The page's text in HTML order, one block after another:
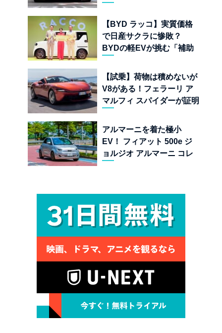
【BYD ラッコ】実質価格
で日産サクラに惨敗？
BYDの軽EVが挑む「補助
界
【試乗】荷物は積めないが
V8がある！フェラーリ ア
マルフィ スパイダーが証明
ーの至福
アルマーニを着た極小
EV！ フィアット 500e ジ
ョルジオ アルマーニ コレ